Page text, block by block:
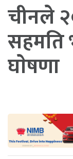
चीनले
सहमति
घाेषणा